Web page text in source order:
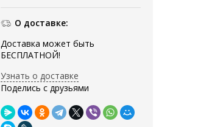
О доставке:
Доставка может быть
БЕСПЛАТНОЙ!
Узнать о доставке
Поделись с друзьями